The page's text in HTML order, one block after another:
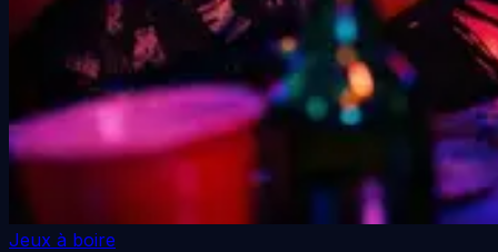
Jeux à boire